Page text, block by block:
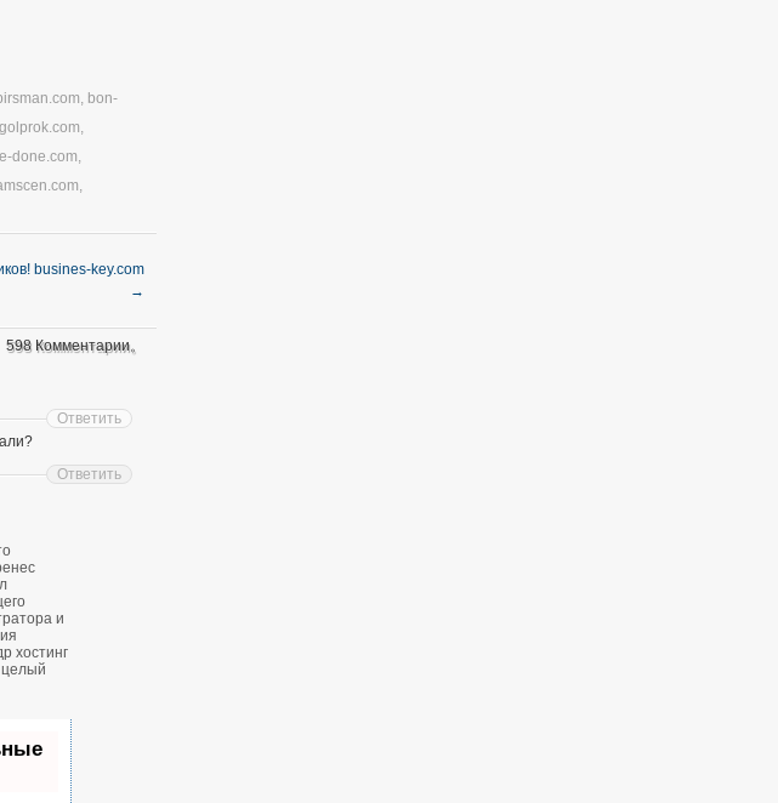
, bon-
golprok.com,
done.com,
,
busines-key.com
→
598 Комментарии。
Ответить
и
хостинг
Ответить